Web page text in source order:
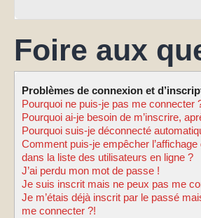
Foire aux
Problèmes de connexion et
Pourquoi ne puis-je pas me connecter
Pourquoi ai-je besoin de m’inscrire,
Pourquoi suis-je déconnecté
Comment puis-je empêcher l’affichage
dans la liste des utilisateurs en ligne ?
J’ai perdu mon mot de passe !
Je suis inscrit mais ne peux pas me
Je m’étais déjà inscrit par le passé
me connecter ?!